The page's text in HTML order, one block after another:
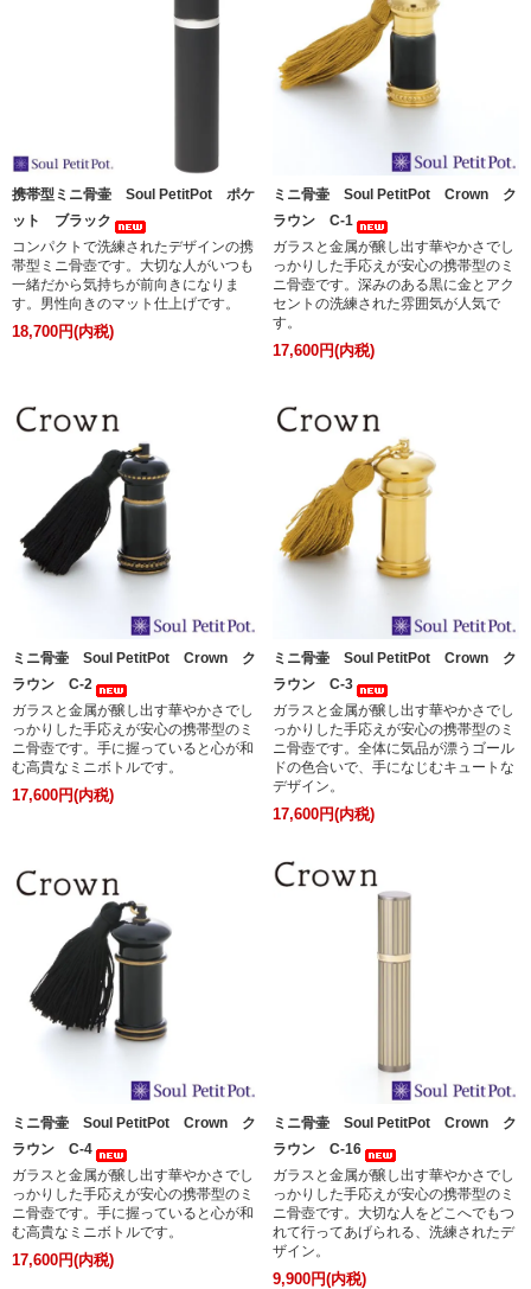
携帯型ミニ骨壷 Soul PetitPot ポケ
ット ブラック
コンパクトで洗練されたデザインの携
帯型ミニ骨壺です。大切な人がいつも
一緒だから気持ちが前向きになりま
す。男性向きのマット仕上げです。
18,700円(内税)
ミニ骨壷 Soul PetitPot Crown ク
ラウン C-1
ガラスと金属が醸し出す華やかさでし
っかりした手応えが安心の携帯型のミ
ニ骨壺です。深みのある黒に金とアク
セントの洗練された雰囲気が人気で
す。
17,600円(内税)
ミニ骨壷 Soul PetitPot Crown ク
ラウン C-2
ガラスと金属が醸し出す華やかさでし
っかりした手応えが安心の携帯型のミ
ニ骨壺です。手に握っていると心が和
む高貴なミニボトルです。
17,600円(内税)
ミニ骨壷 Soul PetitPot Crown ク
ラウン C-3
ガラスと金属が醸し出す華やかさでし
っかりした手応えが安心の携帯型のミ
ニ骨壺です。全体に気品が漂うゴール
ドの色合いで、手になじむキュートな
デザイン。
17,600円(内税)
ミニ骨壷 Soul PetitPot Crown ク
ラウン C-4
ガラスと金属が醸し出す華やかさでし
っかりした手応えが安心の携帯型のミ
ニ骨壺です。手に握っていると心が和
む高貴なミニボトルです。
17,600円(内税)
ミニ骨壷 Soul PetitPot Crown ク
ラウン C-16
ガラスと金属が醸し出す華やかさでし
っかりした手応えが安心の携帯型のミ
ニ骨壺です。大切な人をどこへでもつ
れて行ってあげられる、洗練されたデ
ザイン。
9,900円(内税)